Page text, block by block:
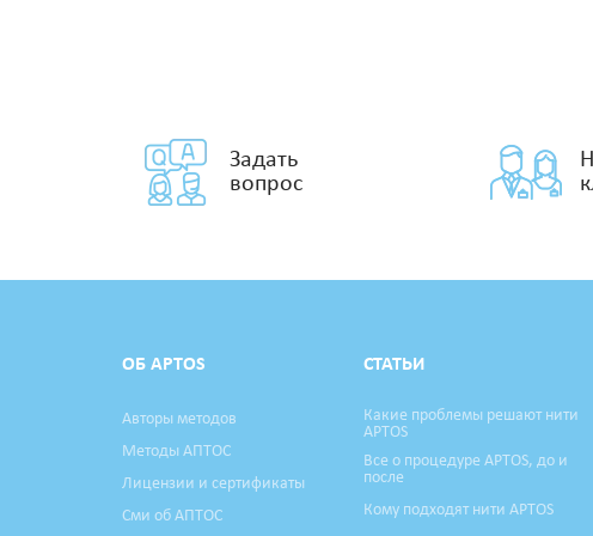
Задать
вопрос
ОБ APTOS
Авторы методов
Методы АПТОС
Лицензии и сертификаты
Сми об АПТОС
СТАТЬИ
Какие проблемы решают нити
APTOS
Все о процедуре APTOS, до и
после
Кому подходят нити APTOS